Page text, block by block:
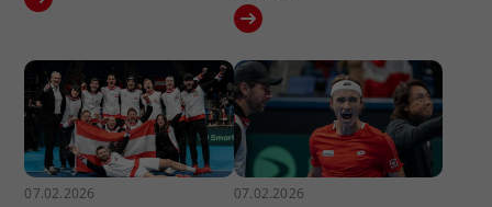
07.02.2026 07.02.2026